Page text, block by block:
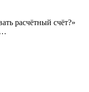
расчётный счёт?»